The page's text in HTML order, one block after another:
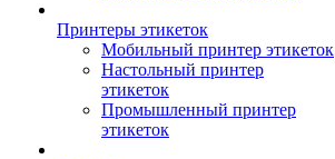
Принтеры этикеток
Мобильный принтер этикеток
Настольный принтер
этикеток
Промышленный принтер
этикеток